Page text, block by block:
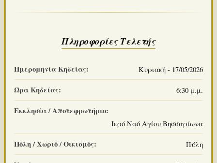
Πληροφορίες Τελετής
Ημερομηνία Κηδείας: Κυριακή - 17/05/2026
Ώρα Κηδείας: 6:30 μ.μ.
Εκκλησία / Αποτεφρωτήριο:
Ιερό Ναό Αγίου Βησσαρίωνα
Πόλη / Χωριό / Οικισμός: Πύλη